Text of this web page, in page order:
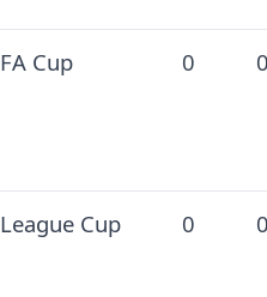
FA Cup 0
League Cup 0